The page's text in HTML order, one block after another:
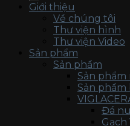
Giới thiệu
Về chúng tôi
Thư viện hình
Thư viện Video
Sản phẩm
Sản phẩm
Sản phẩm
Sản phẩm
Đá
Gạch